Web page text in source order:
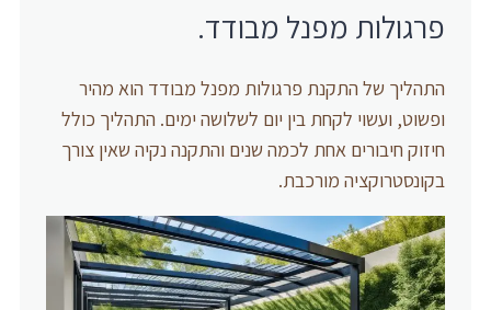
פרגולות מפנל מבודד.
התהליך של התקנת פרגולות מפנל מבודד הוא מהיר
ופשוט, ועשוי לקחת בין יום לשלושה ימים. התהליך כולל
חיזוק חיבורים אחת לכמה שנים והתקנה נקיה שאין צורך
בקונסטרוקציה מורכבת.